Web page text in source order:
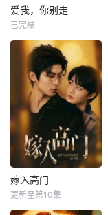
爱我，你别走
已完结
嫁入高门
更新至第10集